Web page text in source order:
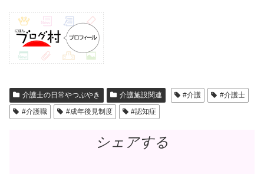
介護士の日常やつぶやき 介護施設関連 #介護
#介護士
#介護職
#成年後見制度 #認知症
シェアする